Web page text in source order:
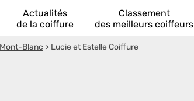
Actualités
de la coiffure
Classement
des meilleurs coiffeurs
Blanc > Lucie et Estelle Coiffure